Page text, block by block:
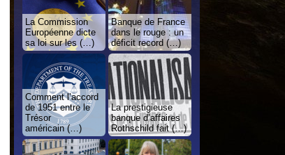
La Commission
Européenne dicte
sa loi sur les (…)
Banque de France
dans le rouge : un
déficit record (…)
Comment l’accord
de 1951 entre le
Trésor
américain (…)
La prestigieuse
banque d’affaires
Rothschild fait (…)